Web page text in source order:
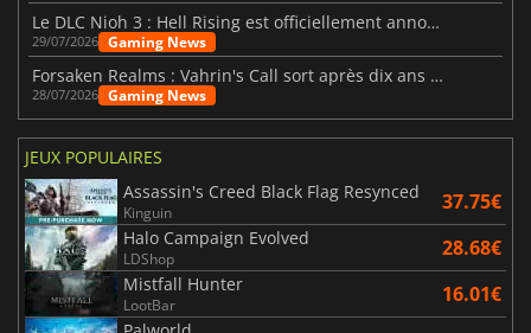
Le DLC Nioh 3 : Hell Rising est officiellement annoncé
29/07/2026 Gaming News
Forsaken Realms : Vahrin's Call sort après dix ans de développement
28/07/2026 Gaming News
JEUX POPULAIRES
Assassin's Creed Black Flag Resynced
Kinguin 37.75€
Halo Campaign Evolved
LDShop 28.68€
Mistfall Hunter
LootBar 16.01€